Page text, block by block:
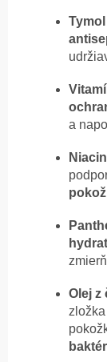
Tymol
a
Olej z